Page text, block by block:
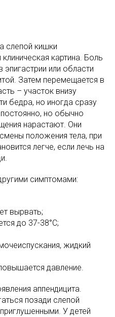
слепой кишки
картина. Боль
эпигастрии или области
Затем перемещается в
– участок внизу
бедра, но иногда сразу
но обычно
нарастают. Они
положения тела, при
легче, если лечь на
симптомами:
вырвать;
до 37-38°C;
жидкий
давление.
аппендицита.
позади слепой
У детей